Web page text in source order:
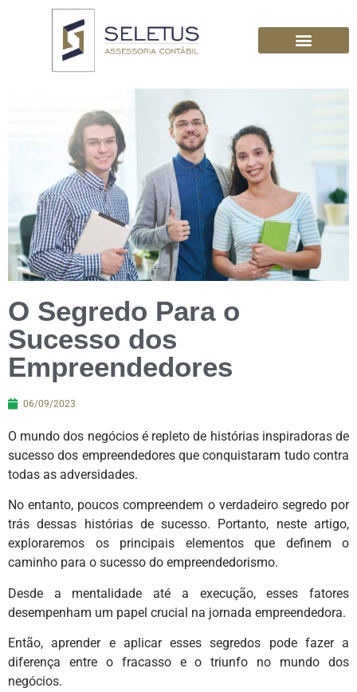
O Segredo Para o
Sucesso dos
Empreendedores
06/09/2023
O mundo dos negócios é repleto de histórias inspiradoras de
sucesso dos empreendedores que conquistaram tudo contra
todas as adversidades.
No entanto, poucos compreendem o verdadeiro segredo por
trás dessas histórias de sucesso. Portanto, neste artigo,
exploraremos os principais elementos que definem o
caminho para o sucesso do empreendedorismo.
Desde a mentalidade até a execução, esses fatores
desempenham um papel crucial na jornada empreendedora.
Então, aprender e aplicar esses segredos pode fazer a
diferença entre o fracasso e o triunfo no mundo dos
negócios.